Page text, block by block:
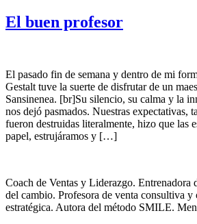
El buen profesor
El pasado fin de semana y dentro de mi
Gestalt tuve la suerte de disfrutar de un
Sansinenea. [br]Su silencio, su calma y la
nos dejó pasmados. Nuestras expectativas,
fueron destruidas literalmente, hizo que las
papel, estrujáramos y […]
Coach de Ventas y Liderazgo. Entrenadora
del cambio. Profesora de venta consultiva y
estratégica. Autora del método SMILE.